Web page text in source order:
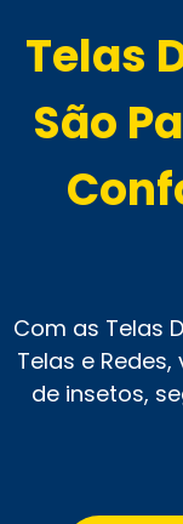
Telas
São
Com as Telas
Telas e
de insetos,